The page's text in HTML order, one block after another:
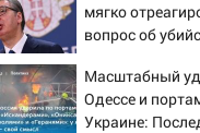
мягко
вопрос об
Масштабный
Одессе и
Украине: